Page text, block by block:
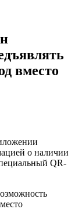
вместо
о наличии
QR-